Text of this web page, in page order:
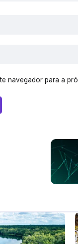
navegador para a